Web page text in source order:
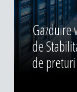
Gazduire
de
de preturi